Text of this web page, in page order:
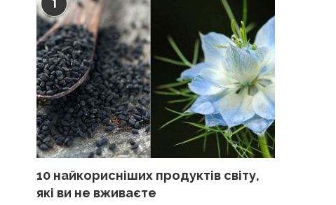
1
10 найкорисніших продуктів світу,
які ви не вживаєте